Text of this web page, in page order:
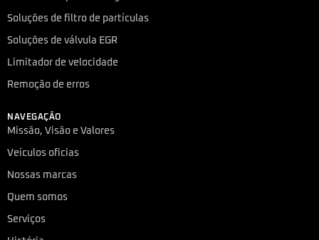
Soluções de filtro de partículas
Soluções de válvula EGR
Limitador de velocidade
Remoção de erros
NAVEGAÇÃO
Missão, Visão e Valores
Veículos oficias
Nossas marcas
Quem somos
Serviços